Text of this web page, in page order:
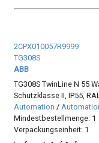
2CPX010057R9999
TG308S
ABB
TG308S TwinLine N 55
Schutzklasse II, IP55,
Automation /
Mindestbestellmenge: 1
Verpackungseinheit: 1